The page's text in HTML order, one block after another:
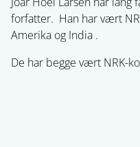
forfatter. Han har vært
Amerika og India .
De har begge vært NRK-